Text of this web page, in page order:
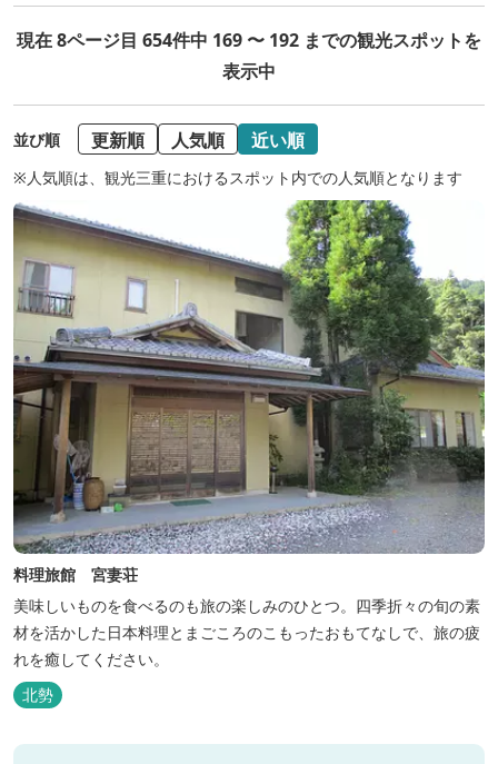
現在 8ページ目 654件中 169 〜 192 までの観光スポットを
表示中
並び順 更新順 人気順 近い順
※人気順は、観光三重におけるスポット内での人気順となります
料理旅館 宮妻荘
美味しいものを食べるのも旅の楽しみのひとつ。四季折々の旬の素
材を活かした日本料理とまごころのこもったおもてなしで、旅の疲
れを癒してください。
北勢